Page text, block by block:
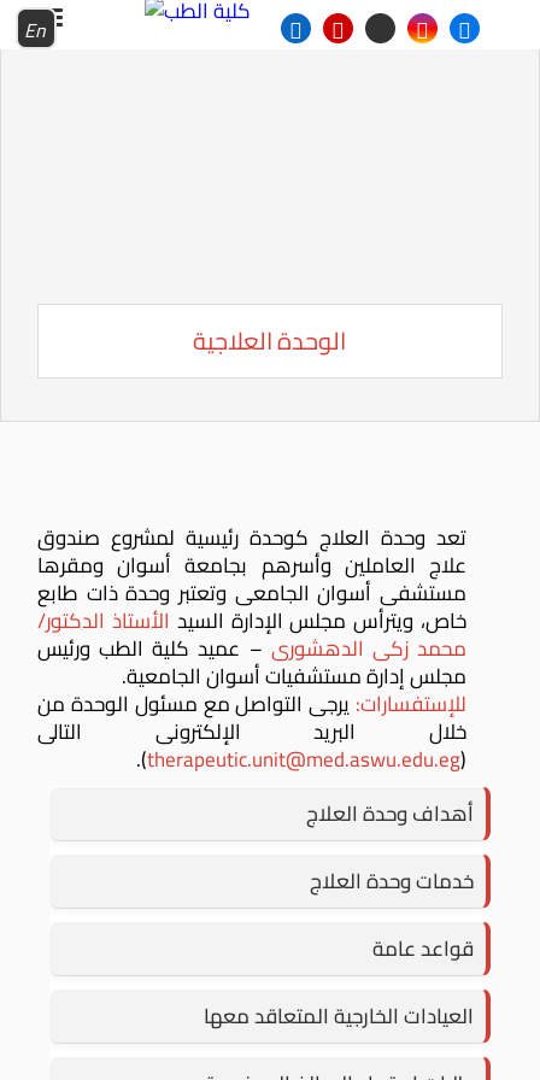
En
الوحدة العلاجية
تعد وحدة العلاج كوحدة رئيسية لمشروع صندوق
علاج العاملين وأسرهم بجامعة أسوان ومقرها
مستشفى أسوان الجامعى وتعتبر وحدة ذات طابع
خاص، ويترأس مجلس الإدارة السيد الأستاذ الدكتور/
محمد زكى الدهشورى – عميد كلية الطب ورئيس
مجلس إدارة مستشفيات أسوان الجامعية.
للإستفسارات:يرجى التواصل مع مسئول الوحدة من
خلال البريد الإلكترونى التالى
(
therapeutic.unit@med.aswu.edu.eg
).
أهداف وحدة العلاج
خدمات وحدة العلاج
قواعد عامة
العيادات الخارجية المتعاقد معها